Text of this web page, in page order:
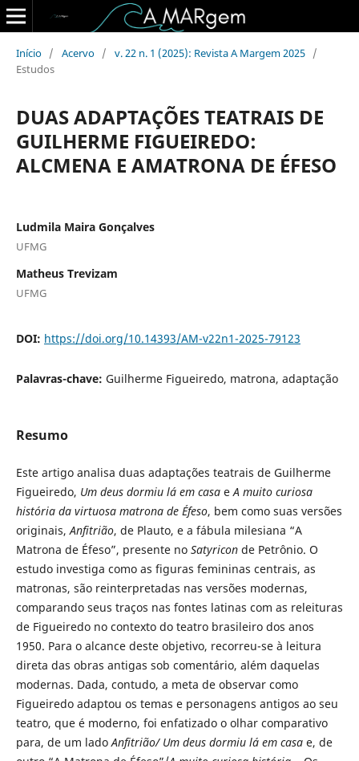
Início / Acervo / v. 22 n. 1 (2025): Revista A Margem 2025 /
Estudos
DUAS ADAPTAÇÕES TEATRAIS DE
GUILHERME FIGUEIREDO:
ALCMENA E AMATRONA DE ÉFESO
Ludmila Maira Gonçalves
UFMG
Matheus Trevizam
UFMG
DOI: https://doi.org/10.14393/AM-v22n1-2025-79123
Palavras-chave: Guilherme Figueiredo, matrona, adaptação
Resumo
Este artigo analisa duas adaptações teatrais de Guilherme
Figueiredo, Um deus dormiu lá em casaeA muito curiosa
história da virtuosa matrona de Éfeso, bem como suas versões
originais,Anfitrião, de Plauto, e a fábula milesiana “A
Matrona de Éfeso”, presente no Satyriconde Petrônio. O
estudo investiga como as figuras femininas centrais, as
matronas, são reinterpretadas nas versões modernas,
comparando seus traços nas fontes latinas com as releituras
de Figueiredo no contexto do teatro brasileiro dos anos
1950. Para o alcance deste objetivo, recorreu-se à leitura
direta das obras antigas sob comentário, além daquelas
modernas. Dada, contudo, a meta de observar como
Figueiredo adaptou os temas e personagens antigos ao seu
teatro, que é moderno, foi enfatizado o olhar comparativo
para, de um ladoAnfitrião/ Um deus dormiu lá em casa e, de